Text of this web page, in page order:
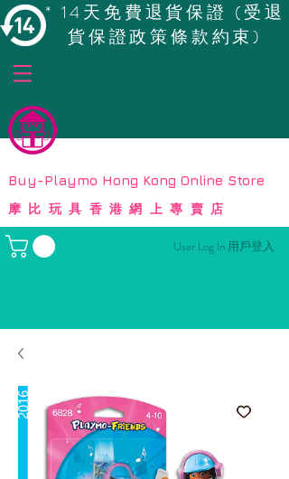
* 14天免費退貨保證 (受退
貨保證政策條款約束)
© Copyright
Buy-Playmo Hong Kong Online Store
摩比玩具香港網上專賣店
User Log In 用戶登入